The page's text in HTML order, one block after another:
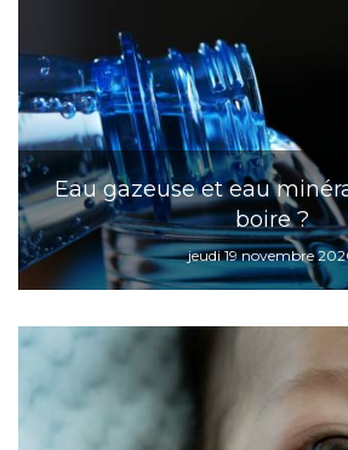
Eau gazeuse et eau
boire ?
jeudi 19 novembre